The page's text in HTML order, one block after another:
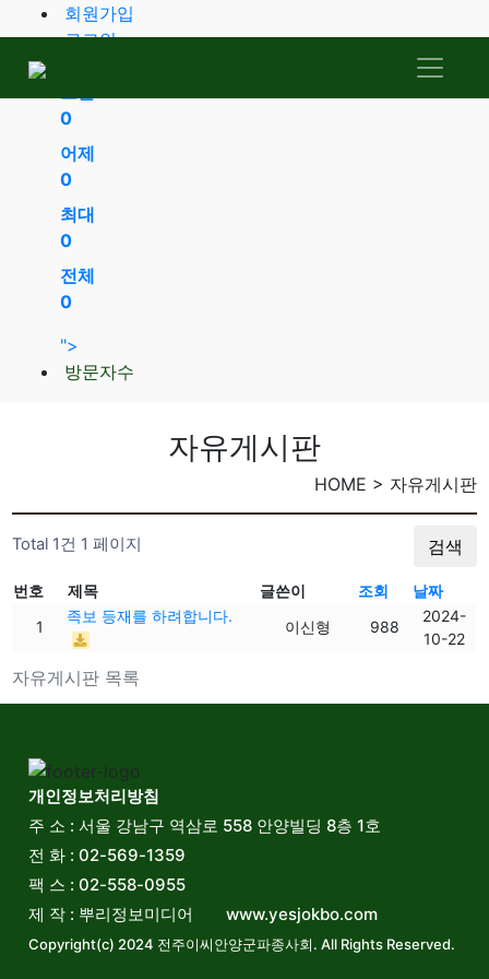
회원가입
로그인
0
어제
0
최대
0
전체
0
">
방문자수
자유게시판
HOME > 자유게시판
Total 1건 1 페이지 검색
자유게시판 목록
번호 제목 글쓴이 조회
날짜
1
족보 등재를 하려합니다.
이신형 988
2024-
10-22
개인정보처리방침
주 소 : 서울 강남구 역삼로 558 안양빌딩 8층 1호
전 화 : 02-569-1359
팩 스 : 02-558-0955
제 작 : 뿌리정보미디어 www.yesjokbo.com
Copyright(c) 2024 전주이씨안양군파종사회. All Rights Reserved.